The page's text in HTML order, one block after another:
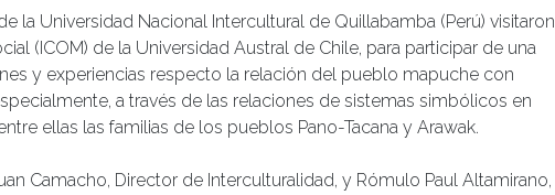
la Universidad Nacional Intercultural de Quillabamba (Perú) visitaron
(ICOM) de la Universidad Austral de Chile, para participar de una
y experiencias respecto la relación del pueblo mapuche con
a través de las relaciones de sistemas simbólicos en
ellas las familias de los pueblos Pano-Tacana y Arawak.
Camacho, Director de Interculturalidad, y Rómulo Paul Altamirano,